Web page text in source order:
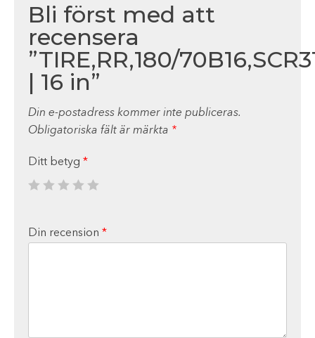
Bli först med att
recensera
”TIRE,RR,180/
| 16 in”
Din e-postadress kommer inte publiceras.
Obligatoriska fält är märkta *
Ditt betyg *
Din recension *